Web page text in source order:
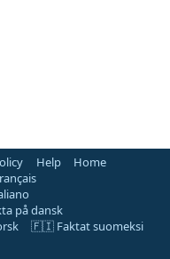
Help
Home
på dansk
🇫🇮 Faktat suomeksi